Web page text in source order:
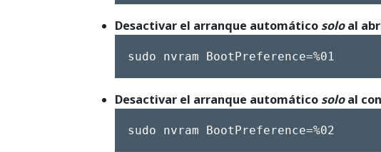
Desactivar el arranque automático soloal
sudo nvram BootPreference=%01
Desactivar el arranque automático soloal
sudo nvram BootPreference=%02